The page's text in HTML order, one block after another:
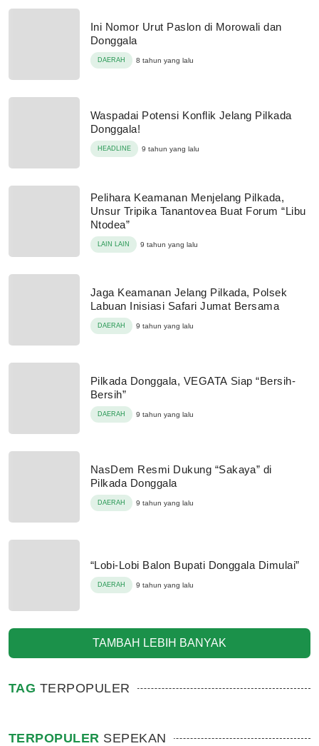
Ini Nomor Urut Paslon di Morowali dan
Donggala
DAERAH 8 tahun yang lalu
Waspadai Potensi Konflik Jelang Pilkada
Donggala!
HEADLINE 9 tahun yang lalu
Pelihara Keamanan Menjelang Pilkada,
Unsur Tripika Tanantovea Buat Forum “Libu
Ntodea”
LAIN LAIN 9 tahun yang lalu
Jaga Keamanan Jelang Pilkada, Polsek
Labuan Inisiasi Safari Jumat Bersama
DAERAH 9 tahun yang lalu
Pilkada Donggala, VEGATA Siap “Bersih-
Bersih”
DAERAH 9 tahun yang lalu
NasDem Resmi Dukung “Sakaya” di
Pilkada Donggala
DAERAH 9 tahun yang lalu
“Lobi-Lobi Balon Bupati Donggala Dimulai”
DAERAH 9 tahun yang lalu
TAMBAH LEBIH BANYAK
TAG TERPOPULER
TERPOPULER SEPEKAN